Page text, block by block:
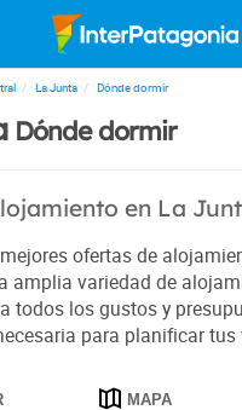
La Junta Dónde dormir
Dónde dormir
en La
ofertas de
amplia variedad de
todos los gustos y
para planificar tus
MAPA